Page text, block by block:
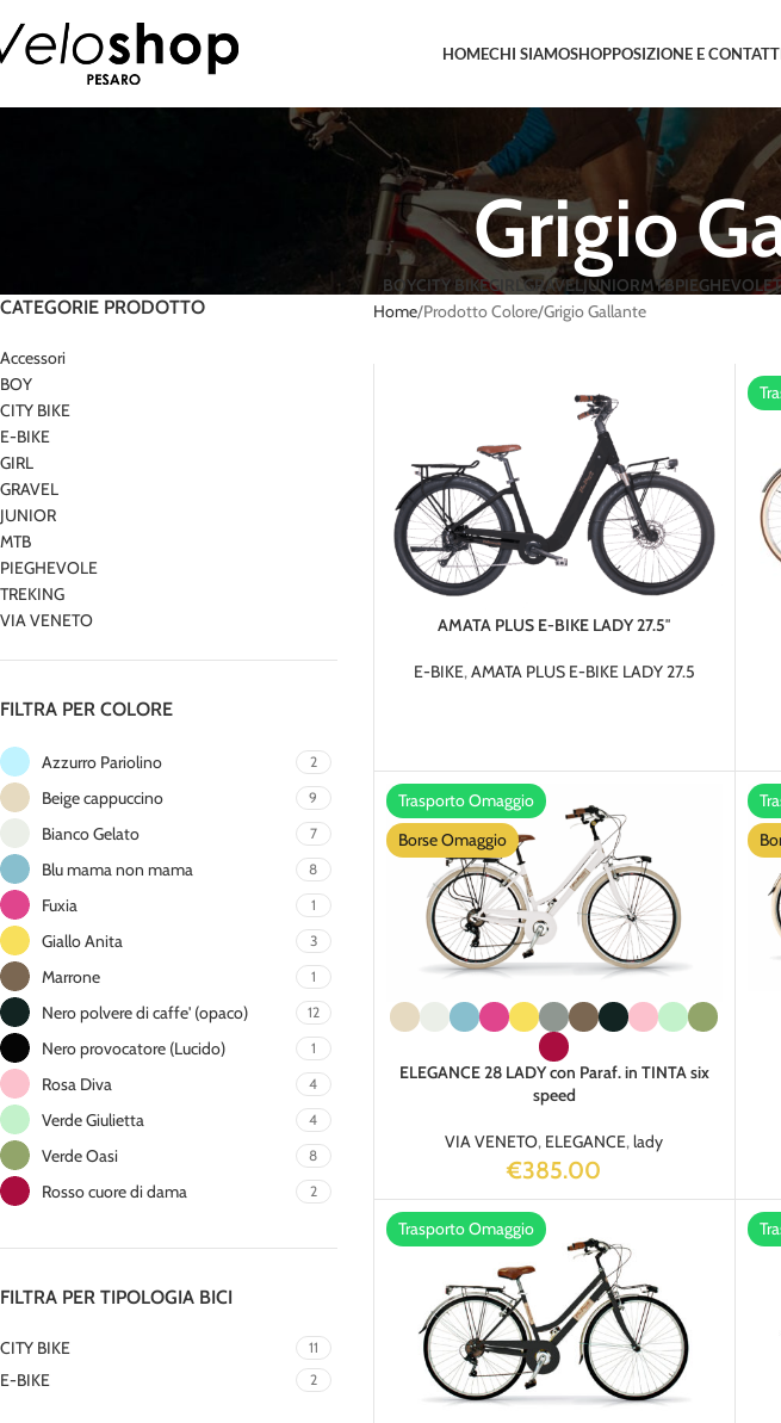
HOMECHI SIAMOSHOPPOSIZIONE E
Grigio
BOYCITY BIKEGIRLGRAVELJUNIORMTBPIEGHEVOLE
CATEGORIE PRODOTTO
Accessori
BOY
CITY BIKE
E-BIKE
GIRL
GRAVEL
JUNIOR
MTB
PIEGHEVOLE
TREKING
VIA VENETO
FILTRA PER COLORE
Azzurro Pariolino 2
Beige cappuccino 9
Bianco Gelato 7
Blu mama non mama 8
Fuxia 1
Giallo Anita 3
Marrone 1
Nero polvere di caffe' (opaco) 12
Nero provocatore (Lucido) 1
Rosa Diva 4
Verde Giulietta 4
Verde Oasi 8
Rosso cuore di dama 2
FILTRA PER TIPOLOGIA BICI
CITY BIKE 11
E-BIKE 2
Home Prodotto Colore Grigio Gallante
AMATA PLUS E-BIKE LADY 27.5″
E-BIKE,AMATA PLUS E-BIKE LADY 27.5
Trasporto Omaggio
Borse Omaggio
ELEGANCE 28 LADY con Paraf. in TINTA six
speed
VIA VENETO, ELEGANCE,lady
€385.00
Trasporto Omaggio